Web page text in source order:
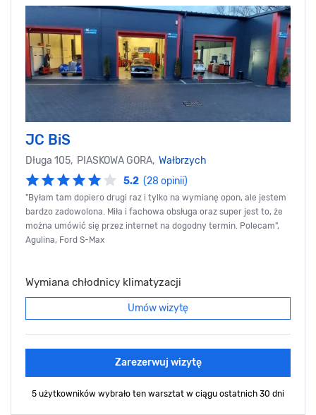
JC BiS
Długa 105, PIASKOWA GORA, Wałbrzych
5.2 (28 opinii)
"Byłam tam dopiero drugi raz i tylko na wymianę opon, ale jestem
bardzo zadowolona. Miła i fachowa obsługa oraz super jest to, że
można umówić się przez internet na dogodny termin. Polecam",
Agulina, Ford S-Max
Wymiana chłodnicy klimatyzacji
Umów wizytę
Zarezerwuj wizytę
5 użytkowników wybrało ten warsztat w ciągu ostatnich 30 dni